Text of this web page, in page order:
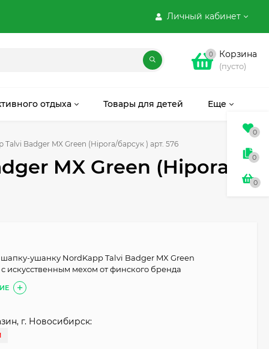
Личный кабинет
0 Корзина
(пусто)
отдыха Товары для детей Еще
Badger MX Green (Hipora/барсук ) арт. 576
MX Green (Hipora/
ушанку NordKapp Talvi Badger MX Green
искусственным мехом от финского бренда
г. Новосибирск:
0
0
0